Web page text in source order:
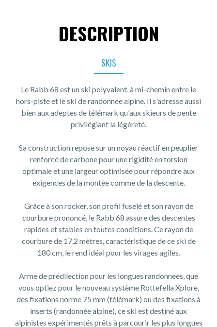
DESCRIPTION
SKIS
Le Rabb 68 est un ski polyvalent, à mi-chemin entre le
hors-piste et le ski de randonnée alpine. Il s'adresse aussi
bien aux adeptes de télémark qu'aux skieurs de pente
privilégiant la légèreté.
Sa construction repose sur un noyau réactif en peuplier
renforcé de carbone pour une rigidité en torsion
optimale et une largeur optimisée pour répondre aux
exigences de la montée comme de la descente.
Grâce à son rocker, son profil fuselé et son rayon de
courbure prononcé, le Rabb 68 assure des descentes
rapides et stables en toutes conditions. Ce rayon de
courbure de 17,2 mètres, caractéristique de ce ski de
180 cm, le rend idéal pour les virages agiles.
Arme de prédilection pour les longues randonnées, que
vous optiez pour le nouveau système Rottefella Xplore,
des fixations norme 75 mm (télémark) ou des fixations à
inserts (randonnée alpine), ce ski est destiné aux
alpinistes expérimentés prêts à parcourir les plus longues